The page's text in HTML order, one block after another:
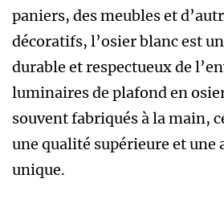
paniers, des meubles et
décoratifs, l’osier blanc est
durable et respectueux de
luminaires de plafond en
souvent fabriqués à la main,
une qualité supérieure et une
unique.